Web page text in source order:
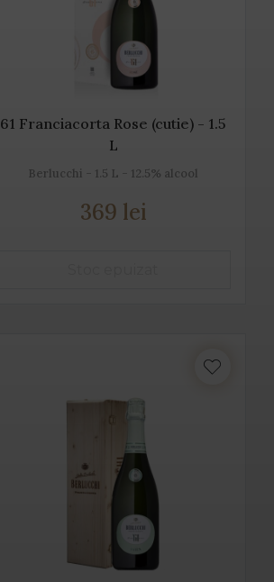
61 Franciacorta Rose (cutie) - 1.5
L
Berlucchi - 1.5 L - 12.5% alcool
369 lei